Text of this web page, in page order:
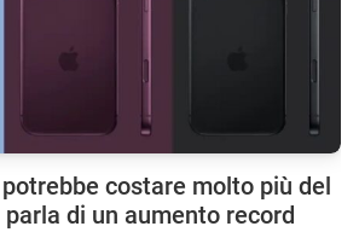
costare molto più del
di un aumento record